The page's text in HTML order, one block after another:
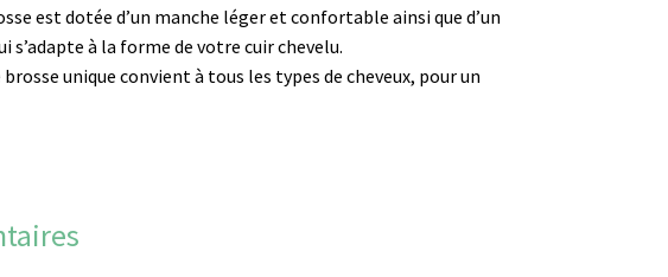
est dotée d’un manche léger et confortable ainsi que d’un
s’adapte à la forme de votre cuir chevelu.
unique convient à tous les types de cheveux, pour un